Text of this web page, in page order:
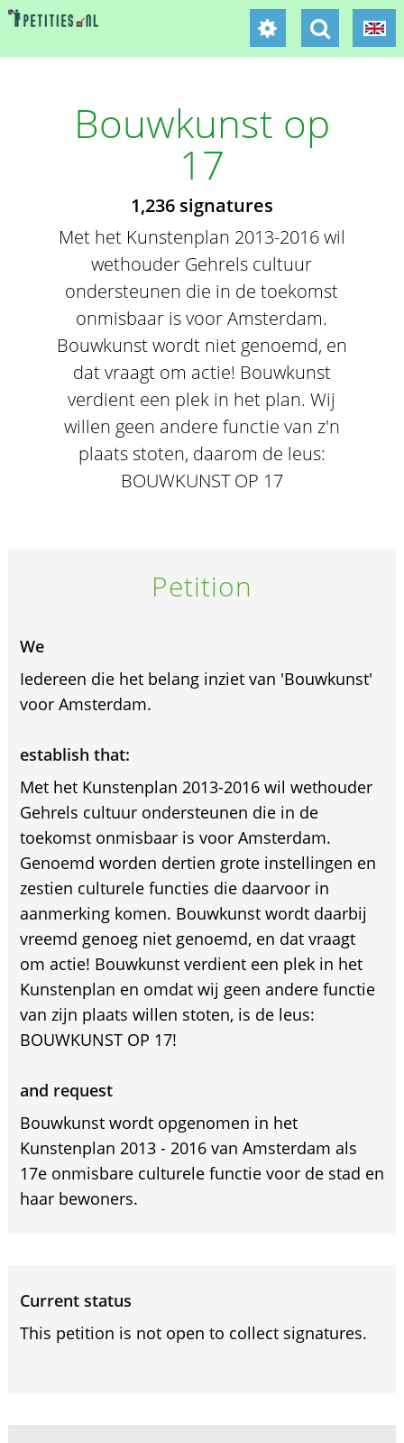
Bouwkunst op
17
1,236 signatures
Met het Kunstenplan 2013-2016 wil
wethouder Gehrels cultuur
ondersteunen die in de toekomst
onmisbaar is voor Amsterdam.
Bouwkunst wordt niet genoemd, en
dat vraagt om actie! Bouwkunst
verdient een plek in het plan. Wij
willen geen andere functie van z'n
plaats stoten, daarom de leus:
BOUWKUNST OP 17
Petition
We
Iedereen die het belang inziet van 'Bouwkunst'
voor Amsterdam.
establish that:
Met het Kunstenplan 2013-2016 wil wethouder
Gehrels cultuur ondersteunen die in de
toekomst onmisbaar is voor Amsterdam.
Genoemd worden dertien grote instellingen en
zestien culturele functies die daarvoor in
aanmerking komen. Bouwkunst wordt daarbij
vreemd genoeg niet genoemd, en dat vraagt
om actie! Bouwkunst verdient een plek in het
Kunstenplan en omdat wij geen andere functie
van zijn plaats willen stoten, is de leus:
BOUWKUNST OP 17!
and request
Bouwkunst wordt opgenomen in het
Kunstenplan 2013 - 2016 van Amsterdam als
17e onmisbare culturele functie voor de stad en
haar bewoners.
Current status
This petition is not open to collect signatures.